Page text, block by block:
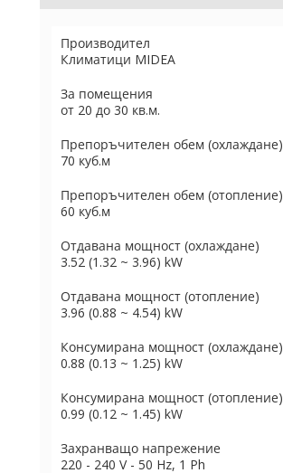
Производител
Климатици MIDEA
За помещения
от 20 до 30 кв.м.
Препоръчителен обем (охлаждане)
70 куб.м
Препоръчителен обем (отопление)
60 куб.м
Отдавана мощност (охлаждане)
3.52 (1.32 ~ 3.96) kW
Отдавана мощност (отопление)
3.96 (0.88 ~ 4.54) kW
Консумирана мощност (охлаждане)
0.88 (0.13 ~ 1.25) kW
Консумирана мощност (отопление)
0.99 (0.12 ~ 1.45) kW
Захранващо напрежение
220 - 240 V - 50 Hz, 1 Ph